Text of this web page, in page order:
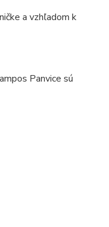
a vzhľadom k
Panvice sú